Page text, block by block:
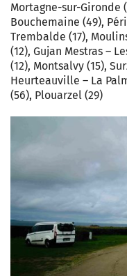
Mortagne-sur-Gironde
Bouchemaine (49),
Trembalde (17),
(12), Gujan Mestras –
(12), Montsalvy (15),
Heurteauville – La
(56), Plouarzel (29)